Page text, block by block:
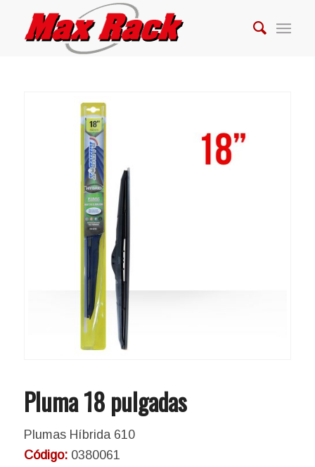
Pluma 18 pulgadas
Plumas Híbrida 610
Código:0380061